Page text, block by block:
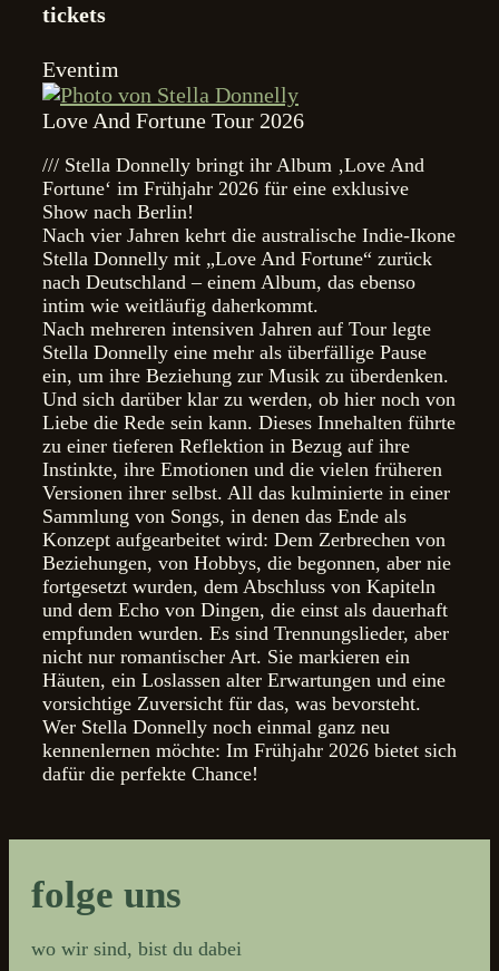
tickets
Eventim
Love And Fortune Tour 2026
/// Stella Donnelly bringt ihr Album ‚Love And
Fortune‘ im Frühjahr 2026 für eine exklusive
Show nach Berlin!
Nach vier Jahren kehrt die australische Indie-Ikone
Stella Donnelly mit „Love And Fortune“ zurück
nach Deutschland – einem Album, das ebenso
intim wie weitläufig daherkommt.
Nach mehreren intensiven Jahren auf Tour legte
Stella Donnelly eine mehr als überfällige Pause
ein, um ihre Beziehung zur Musik zu überdenken.
Und sich darüber klar zu werden, ob hier noch von
Liebe die Rede sein kann. Dieses Innehalten führte
zu einer tieferen Reflektion in Bezug auf ihre
Instinkte, ihre Emotionen und die vielen früheren
Versionen ihrer selbst. All das kulminierte in einer
Sammlung von Songs, in denen das Ende als
Konzept aufgearbeitet wird: Dem Zerbrechen von
Beziehungen, von Hobbys, die begonnen, aber nie
fortgesetzt wurden, dem Abschluss von Kapiteln
und dem Echo von Dingen, die einst als dauerhaft
empfunden wurden. Es sind Trennungslieder, aber
nicht nur romantischer Art. Sie markieren ein
Häuten, ein Loslassen alter Erwartungen und eine
vorsichtige Zuversicht für das, was bevorsteht.
Wer Stella Donnelly noch einmal ganz neu
kennenlernen möchte: Im Frühjahr 2026 bietet sich
dafür die perfekte Chance!
folge uns
wo wir sind, bist du dabei